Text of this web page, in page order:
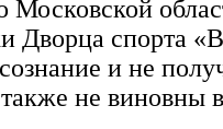
Дворца спорта
и не
не виновны в